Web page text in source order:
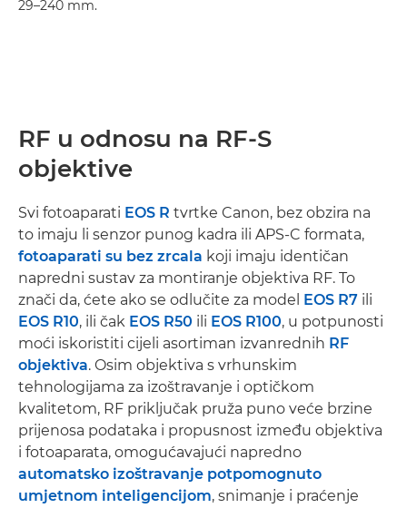
29–240 mm.
RF u odnosu na RF-S
objektive
Svi fotoaparati EOS R tvrtke Canon, bez obzira na
to imaju li senzor punog kadra ili APS-C formata,
fotoaparati su bez zrcala koji imaju identičan
napredni sustav za montiranje objektiva RF. To
znači da, ćete ako se odlučite za model EOS R7 ili
EOS R10, ili čak EOS R50 ili EOS R100, u potpunosti
moći iskoristiti cijeli asortiman izvanrednih RF
objektiva. Osim objektiva s vrhunskim
tehnologijama za izoštravanje i optičkom
kvalitetom, RF priključak pruža puno veće brzine
prijenosa podataka i propusnost između objektiva
i fotoaparata, omogućavajući napredno
automatsko izoštravanje potpomognuto
umjetnom inteligencijom, snimanje i praćenje